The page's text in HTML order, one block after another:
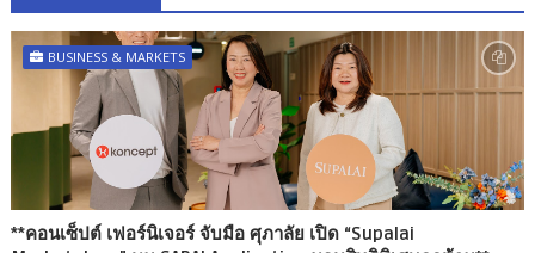
BUSINESS & MARKETS
**คอนเซ็ปต์ เฟอร์นิเจอร์ จับมือ ศุภาลัย เปิด “Supalai